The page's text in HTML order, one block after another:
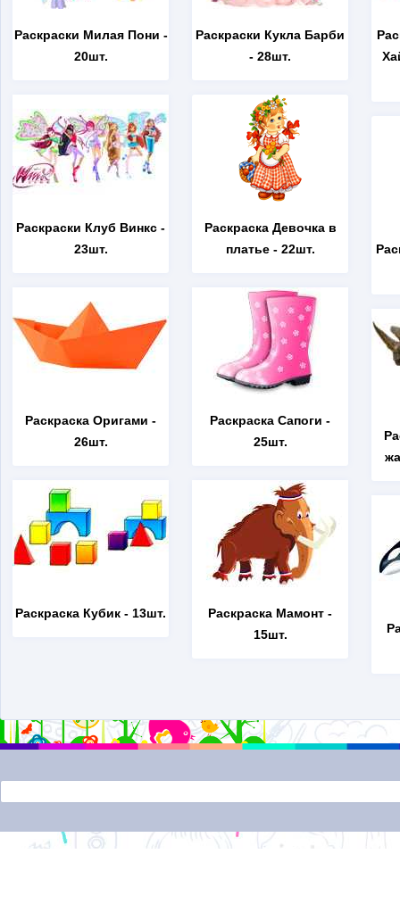
Раскраски Милая Пони -
20шт.
Раскраски Клуб Винкс -
23шт.
Раскраска Оригами -
26шт.
Раскраска Кубик - 13шт.
Раскраски Кукла Барби
- 28шт.
Раскраска Девочка в
платье- 22шт.
Раскраска Сапоги -
25шт.
Раскраска Мамонт -
15шт.